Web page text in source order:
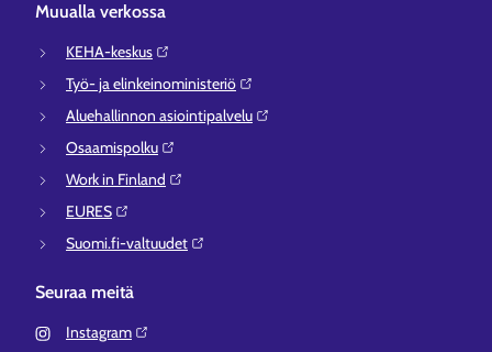
Muualla verkossa
KEHA-keskus⁠
Työ- ja elinkeinoministeriö⁠
Aluehallinnon asiointipalvelu⁠
Osaamispolku⁠
Work in Finland⁠
EURES⁠
Suomi.fi-valtuudet⁠
Seuraa meitä
Instagram⁠